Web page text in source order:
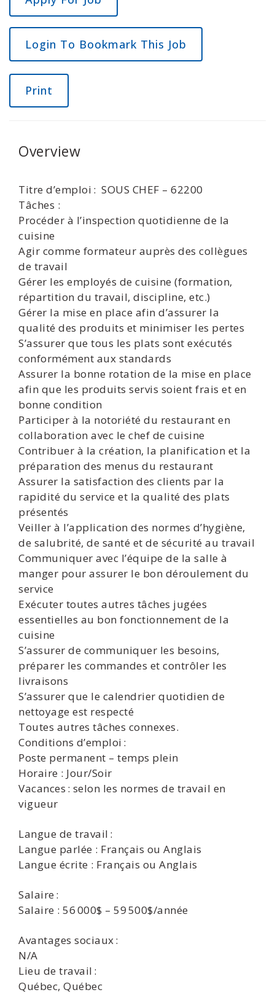
Login To Bookmark This Job
Print
Overview
Titre d’emploi : SOUS CHEF – 62200
Tâches :
Procéder à l’inspection quotidienne de la
cuisine
Agir comme formateur auprès des collègues
de travail
Gérer les employés de cuisine (formation,
répartition du travail, discipline, etc.)
Gérer la mise en place afin d’assurer la
qualité des produits et minimiser les pertes
S’assurer que tous les plats sont exécutés
conformément aux standards
Assurer la bonne rotation de la mise en place
afin que les produits servis soient frais et en
bonne condition
Participer à la notoriété du restaurant en
collaboration avec le chef de cuisine
Contribuer à la création, la planification et la
préparation des menus du restaurant
Assurer la satisfaction des clients par la
rapidité du service et la qualité des plats
présentés
Veiller à l’application des normes d’hygiène,
de salubrité, de santé et de sécurité au travail
Communiquer avec l’équipe de la salle à
manger pour assurer le bon déroulement du
service
Exécuter toutes autres tâches jugées
essentielles au bon fonctionnement de la
cuisine
S’assurer de communiquer les besoins,
préparer les commandes et contrôler les
livraisons
S’assurer que le calendrier quotidien de
nettoyage est respecté
Toutes autres tâches connexes.
Conditions d’emploi :
Poste permanent – temps plein
Horaire : Jour/Soir
Vacances : selon les normes de travail en
vigueur
Langue de travail :
Langue parlée : Français ou Anglais
Langue écrite : Français ou Anglais
Salaire :
Salaire : 56 000$ – 59 500$/année
Avantages sociaux :
N/A
Lieu de travail :
Québec, Québec